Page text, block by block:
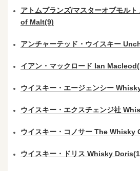
アトムブランズ/マスターオブモル
of Malt(9)
アンチャーテッド・ウイスキー
イアン・マックロード Ian
ウイスキー・エージェンシー
ウイスキー・エクスチェンジ社
ウイスキー・コノサー The
ウイスキー・ドリス Whisky